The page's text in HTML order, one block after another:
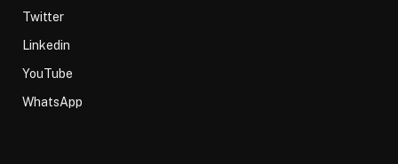
Twitter
Linkedin
YouTube
WhatsApp